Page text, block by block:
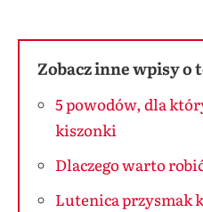
Zobacz inne wpisy o
5 powodów, dla
kiszonki
Dlaczego warto
Lutenica przysmak